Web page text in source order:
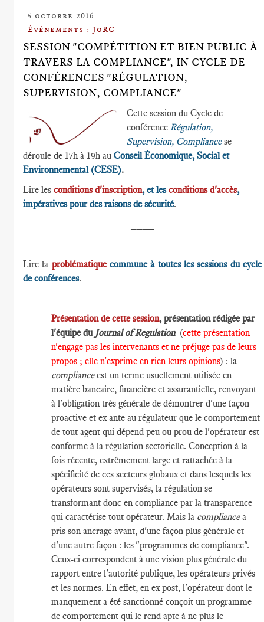
5 octobre 2016
Événements : JoRC
SESSION "COMPÉTITION ET BIEN PUBLIC À
TRAVERS LA COMPLIANCE", IN CYCLE DE
CONFÉRENCES "RÉGULATION,
SUPERVISION, COMPLIANCE"
Cette session du Cycle de
conférenceRégulation,
Supervision, Compliancese
déroule de 17h à 19h auConseil Économique, Social et
Environnemental (CESE).
Lire les conditions d'inscription, et lesconditions d'accès,
impératives pour des raisons de sécurité.
Lire la problématiquecommune à toutes les sessions du cycle
de conférences.
Présentation de cette session, présentation rédigée par
l'équipe du Journal of Regulation (cette présentation
n'engage pas les intervenants et ne préjuge pas de leurs
propos ; elle n'exprime en rien leurs opinions) : la
complianceest un terme usuellement utilisée en
matière bancaire, financière et assurantielle, renvoyant
à l'obligation très générale de démontrer d'une façon
proactive et ex ante au régulateur que le comportement
de tout agent qui dépend peu ou prou de l'opérateur est
conforme à la régulation sectorielle. Conception à la
fois récente, extrêmement large et rattachée à la
spécificité de ces secteurs globaux et dans lesquels les
opérateurs sont supervisés, la régulation se
transformant donc en compliance par la transparence
qui caractérise tout opérateur. Mais la compliancea
pris son ancrage avant, d'une façon plus générale et
d'une autre façon : les "programmes de compliance".
Ceux-ci correspondent à une vision plus générale du
rapport entre l'autorité publique, les opérateurs privés
et les normes. En effet, en ex post, l'opérateur dont le
manquement a été sanctionné conçoit un programme
de comportement qui le rend apte à ne plus le